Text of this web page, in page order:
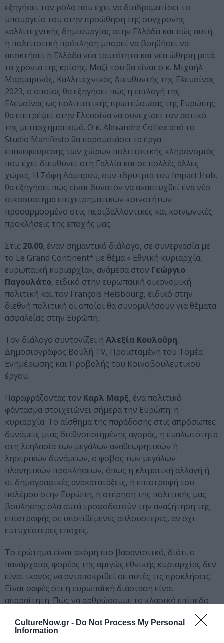
CultureNow.gr - Do Not Process My Personal
Information
εξηγήσει τον ρόλο που έχει να διαδραματίσει το
υπουργείο του στην προώθηση της σύγχρονης
καλλιτεχνικής δημιουργίας στην Ελλάδα και πώς αυτή
η πολιτιστική πρόκληση μπορεί να βοηθήσει να
αποκτήσει η Ελλάδα νέα ταυτότητα και νέα ώθηση μετά
τα χρόνια της κρίσης. Μαζί του θα είναι ο κ. Μιχαήλ
Μαρμαρινός, Καλλιτεχνικός Διευθυντής της Ελευσίνας
2023, ο οποίος θα εξηγήσει πώς η επιλογή της
Ελευσίνας ως πολιτιστικής πρωτεύουσας της Ευρώπης
θα επιτρέψει στην Ελευσίνα να συνεχίσει τον αστικό
της μετασχηματισμό. Ο κ. Alexandre Colliex από το
Studio Manifesto θα παρουσιάσει τα έργα
επανεφεύρεσης των χώρων πολιτιστικής κληρονομιάς
που έχει διευθύνει στη Γαλλία και σε πολλές άλλες
χώρες. Η Σόφη Λάμπρου, συν-ιδρύτρια του Impact Hub,
θα εξηγήσει πώς είναι δυνατόν να αναπτυχθεί ένα νέο
οικοσύστημα επιχειρηματικών κοινοτήτων
προσαρμοσμένο στις περιβαλλοντικές και κοινωνικές
προκλήσεις της εποχής μας.
Στις 20.00, έναν σημαντικό διάλογο, σε συνεργασία με
το Le Grand Continent* με θέμα « Εθνική κυριαρχία,
ευρωπαϊκή κυριαρχία», ανάμεσα στον Γεώργιο
Παγουλάτο, ειδικό στην ευρωπαϊκή οικονομική
πολιτική και τον François Heisbourg, ειδικό στην
διεθνή πολιτική οι οποίοι θα συνομιλήσουν για θέματα
ασφαλείας στην Ευρώπη.
Τον διάλογο συντονίζει η Αλεξία Κουλούρη,
Δημοσιογράφος Βουλή TV, Προϊσταμένη του Τομέα
Ενημέρωσης και Προβολής του Κοινοβουλευτικού
έργου.
Παραφράζοντας τον Καρλ Μαρξ, ένα πολιτικό
φάντασμα στοιχειώνει σήμερα την Ευρώπη: η
κυριαρχία. Το αίσθημα της παράδοσης στις απρόσωπες
δυνάμεις μιας διεθνοποιημένης αγοράς, η ευαλωτότητα
στη λεηλασία των μεγάλων αναθεωρητικών ή
ληστρικών δυνάμεων, ο φόβος των μεγάλων
πλανητικών προκλήσεων, όπως η κλιματική αλλαγή ή
οι δημογραφικές ανακατατάξεις, η επιστροφή του
πολέμου στην Ευρώπη, η στέρηση της πολιτικής μας
βούλησης: όλα αυτά τροφοδοτούν την αναζήτηση της
επιστροφής σε υποτιθέμενες απλούστερες, αν όχι
ευτυχέστερες εποχές.
Το ερώτημα είναι ακόμη πιο βασανιστικό, διότι ο
πανάρχαιος φορέας της αμιγώς εθνικής κυριαρχίας δεν
είναι ικανός να ανταποκριθεί σε αυτές τις προκλήσεις.
Είναι σαφές ότι η ευρωπαϊκή διάσταση είναι
απαραίτητη. Πώς να αρθρώσουμε το κλασικό επίπεδο
της εθνικής κυριαρχίας και την αναδυόμενη ευρωπαϊκή
κυριαρχία; Αυτή είναι η μεγάλη πολιτική πρόκληση της
στιγμής.